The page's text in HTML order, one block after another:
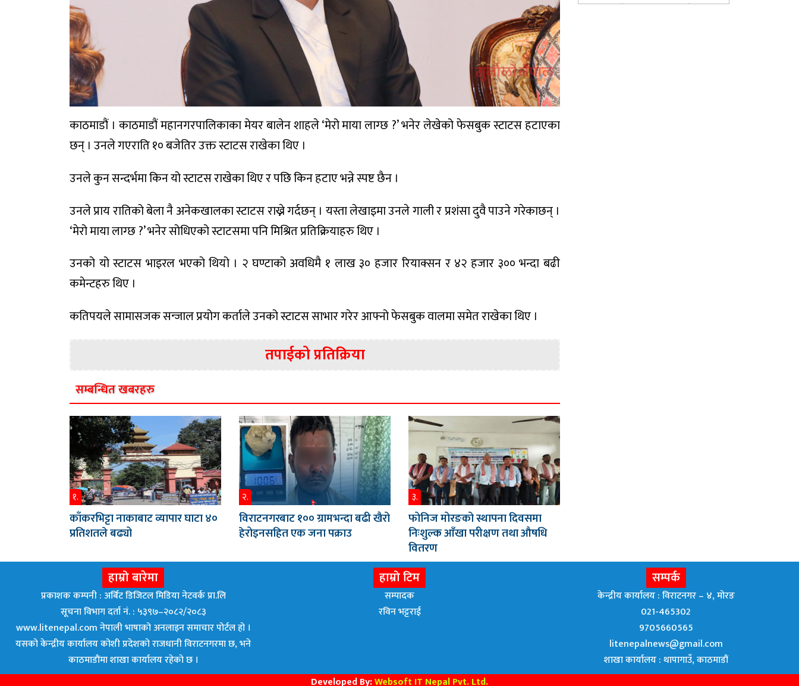
काठमाडौं । काठमाडौं महानगरपालिकाका मेयर बालेन शाहले ‘मेरो माया लाग्छ ?’ भनेर लेखेको फेसबुक स्टाटस हटाएका
छन् । उनले गएराति १० बजेतिर उक्त स्टाटस राखेका थिए ।
उनले कुन सन्दर्भमा किन यो स्टाटस राखेका थिए र पछि किन हटाए भन्ने स्पष्ट छैन ।
उनले प्राय रातिको बेला नै अनेकखालका स्टाटस राख्ने गर्दछन् । यस्ता लेखाइमा उनले गाली र प्रशंसा दुवै पाउने गरेकाछन् ।
‘मेरो माया लाग्छ ?’ भनेर सोधिएको स्टाटसमा पनि मिश्रित प्रतिक्रियाहरु थिए ।
उनको यो स्टाटस भाइरल भएको थियो । २ घण्टाको अवधिमै १ लाख ३० हजार रियाक्सन र ४२ हजार ३०० भन्दा बढी
कमेन्टहरु थिए ।
कतिपयले सामासजक सन्जाल प्रयोग कर्ताले उनको स्टाटस साभार गरेर आफ्नो फेसबुक वालमा समेत राखेका थिए ।
तपाईको प्रतिक्रिया
सम्बन्धित खबरहरु
१.
काँकरभिट्टा नाकाबाट व्यापार घाटा ४०
प्रतिशतले बढ्यो
२.
विराटनगरबाट १०० ग्रामभन्दा बढी खैरो
हेरोइनसहित एक जना पक्राउ
३.
फोनिज मोरङको स्थापना दिवसमा
निःशुल्क आँखा परीक्षण तथा औषधि
वितरण
आज चार मेट्रिकटन नकुहिने फोहर
हाम्रो बारेमा
प्रकाशक कम्पनी : अर्बिट डिजिटल मिडिया नेटवर्क प्रा.लि
सूचना विभाग दर्ता नं. : ५३९७–२०८२/२०८३
www.litenepal.com नेपाली भाषाको अनलाइन समाचार पोर्टल हो ।
यसको केन्द्रीय कार्यालय कोशी प्रदेशको राजधानी विराटनगरमा छ, भने
काठमाडाैंमा शाखा कार्यालय रहेकाे छ ।
हाम्रो टिम
सम्पादक
रविन भट्टराई
सम्पर्क
केन्द्रीय कार्यालय : विराटनगर – ४, मोरङ
021-465302
9705660565
litenepalnews@gmail.com
शाखा कार्यालय : थापागाउँ, काठमाडौं
Developed By:Websoft IT Nepal Pvt. Ltd.